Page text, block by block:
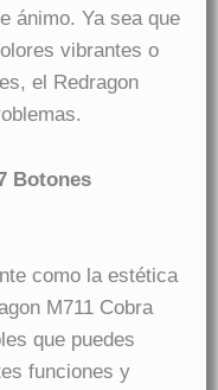
ánimo. Ya sea que
vibrantes o
el Redragon
Botones
como la estética
M711 Cobra
que puedes
funciones y